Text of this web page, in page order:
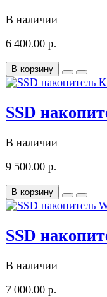
В наличии
6 400.00 р.
В корзину
SSD
В наличии
9 500.00 р.
В корзину
SSD
В наличии
7 000.00 р.